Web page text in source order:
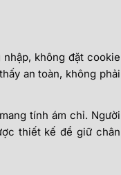
không đặt cookie
an toàn, không phải
tính ám chỉ. Người
thiết kế để giữ chân